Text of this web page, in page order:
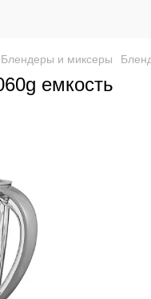
Блендеры и миксеры
емкость